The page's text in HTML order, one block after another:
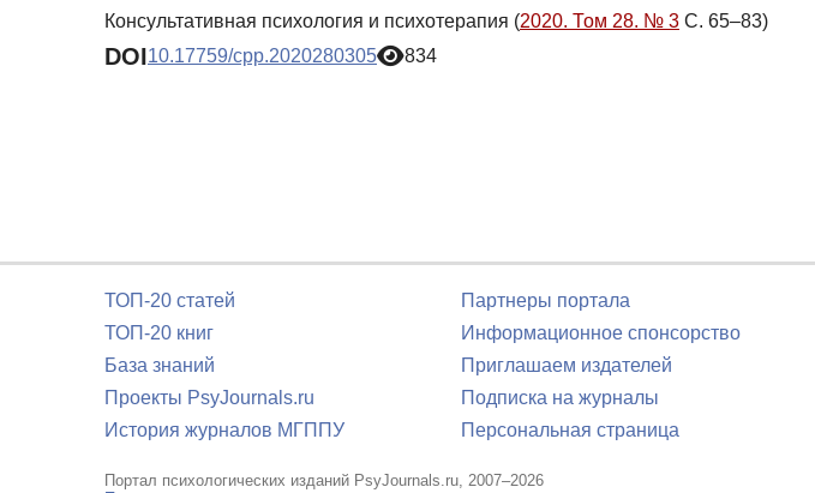
Консультативная психология и психотерапия (2020. Том 28. № 3 С. 65–83)
DOI10.17759/cpp.2020280305 834
ТОП-20 статей
ТОП-20 книг
База знаний
Проекты PsyJournals.ru
История журналов МГППУ
Партнеры портала
Информационное спонсорство
Приглашаем издателей
Подписка на журналы
Персональная страница
Портал психологических изданий PsyJournals.ru, 2007–2026